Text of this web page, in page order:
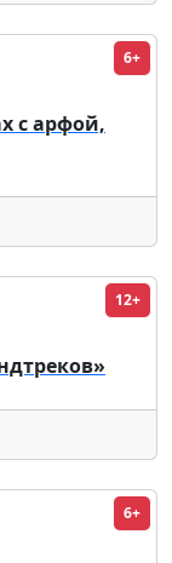
6+
с арфой,
12+
6+